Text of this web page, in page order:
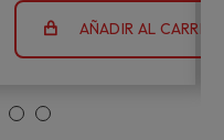
AÑADIR AL CARRITO